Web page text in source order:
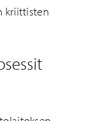
kriittisten